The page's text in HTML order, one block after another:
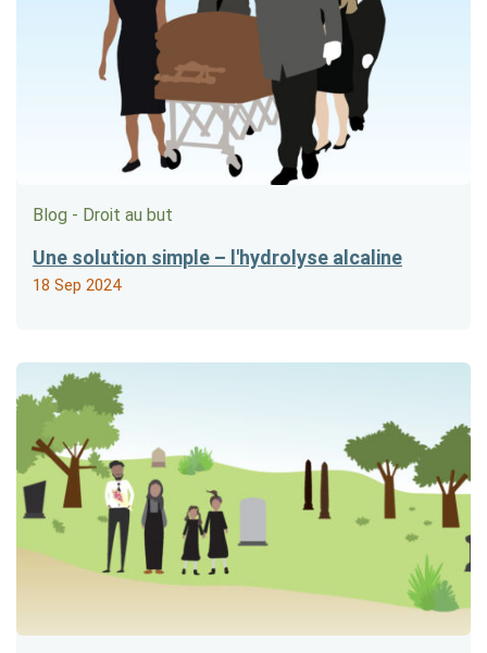
Blog - Droit au but
Une solution simple – l'hydrolyse alcaline
18 Sep 2024